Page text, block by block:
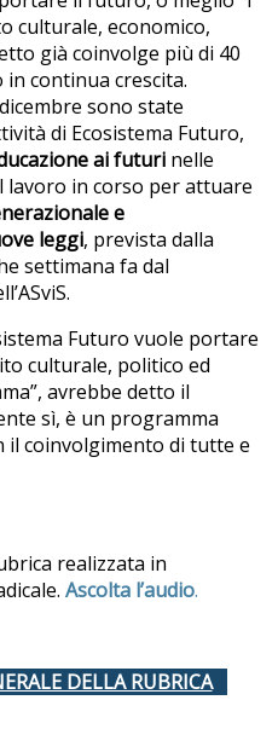
culturale, economico,
già coinvolge più di 40
continua crescita.
sono state
di Ecosistema Futuro,
ai futuri nelle
lavoro in corso per attuare
e
leggi, prevista dalla
settimana fa dal
Futuro vuole portare
culturale, politico ed
avrebbe detto il
sì, è un programma
il coinvolgimento di tutte e
realizzata in
Ascolta l’audio.
DELLA RUBRICA